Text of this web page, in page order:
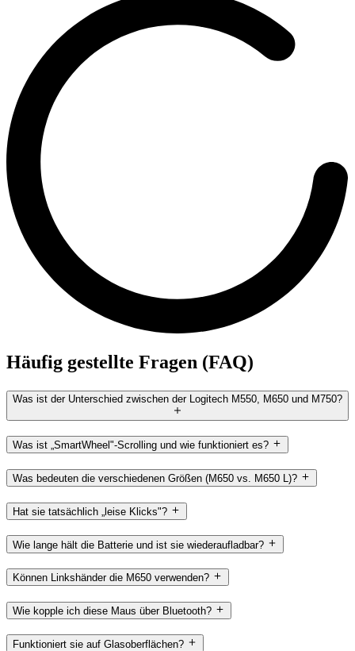
Häufig gestellte Fragen (FAQ)
Was ist der Unterschied zwischen der Logitech M550, M650 und M750?
Was ist „SmartWheel"-Scrolling und wie funktioniert es?
Was bedeuten die verschiedenen Größen (M650 vs. M650 L)?
Hat sie tatsächlich „leise Klicks"?
Wie lange hält die Batterie und ist sie wiederaufladbar?
Können Linkshänder die M650 verwenden?
Wie kopple ich diese Maus über Bluetooth?
Funktioniert sie auf Glasoberflächen?